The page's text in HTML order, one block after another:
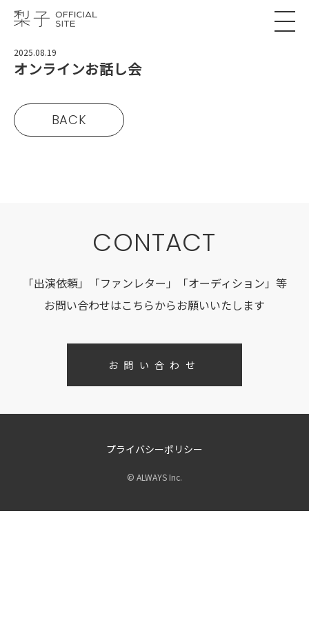
2025.08.19
オンラインお話し会
BACK
CONTACT
「出演依頼」「ファンレター」「オーディション」等
お問い合わせはこちらからお願いいたします
お問い合わせ
プライバシーポリシー
© ALWAYS Inc.